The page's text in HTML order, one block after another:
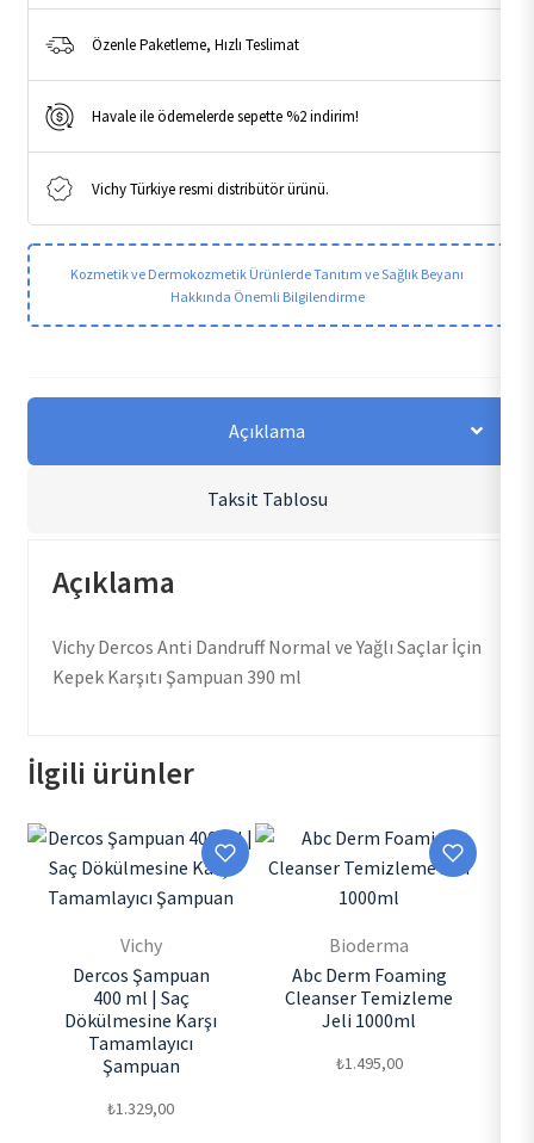
Özenle Paketleme, Hızlı Teslimat
Havale ile ödemelerde sepette %2 indirim!
Vichy Türkiye resmi distribütör ürünü.
Kozmetik ve Dermokozmetik Ürünlerde Tanıtım ve Sağlık Beyanı
Hakkında Önemli Bilgilendirme
Açıklama
Taksit Tablosu
Açıklama
Vichy Dercos Anti Dandruff Normal ve Yağlı Saçlar İçin
Kepek Karşıtı Şampuan 390 ml
İlgili ürünler
Vichy
Dercos Şampuan
400 ml | Saç
Dökülmesine Karşı
Tamamlayıcı
Şampuan
₺1.329,00
Bioderma
Abc Derm Foaming
Cleanser Temizleme
Jeli 1000ml
₺1.495,00